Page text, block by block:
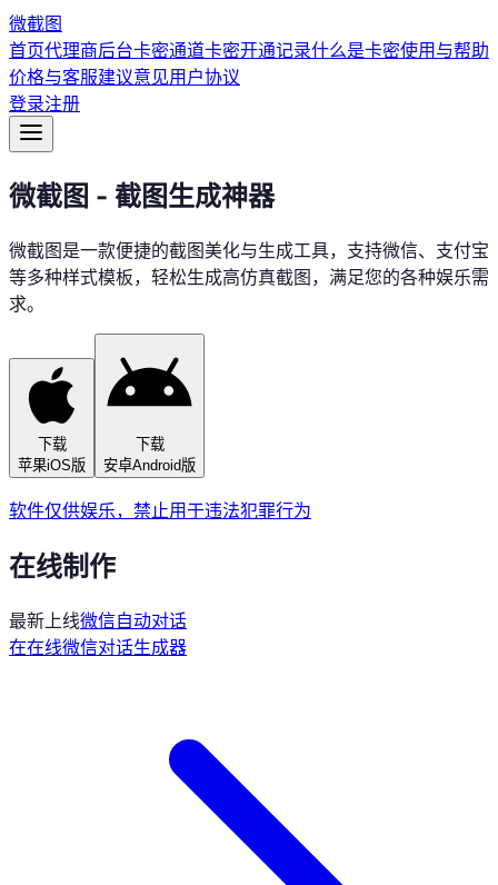
微截图
首页代理商后台卡密通道卡密开通记录什么是卡密使用与帮助
价格与客服建议意见用户协议
登录注册
微截图 - 截图生成神器
微截图是一款便捷的截图美化与生成工具，支持微信、支付宝
等多种样式模板，轻松生成高仿真截图，满足您的各种娱乐需
求。
下载
苹果iOS版
下载
安卓Android版
软件仅供娱乐，禁止用于违法犯罪行为
在线制作
最新上线微信自动对话
在在线微信对话生成器